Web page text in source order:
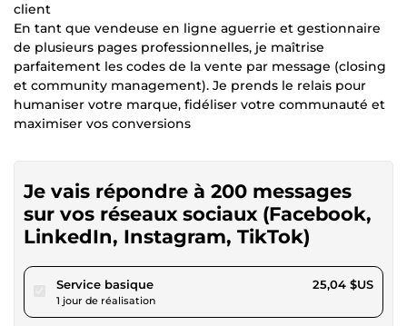
client
En tant que vendeuse en ligne aguerrie et gestionnaire
de plusieurs pages professionnelles, je maîtrise
parfaitement les codes de la vente par message (closing
et community management). Je prends le relais pour
humaniser votre marque, fidéliser votre communauté et
maximiser vos conversions
Je vais répondre à 200 messages
sur vos réseaux sociaux (Facebook,
LinkedIn, Instagram, TikTok)
Service basiquepour 23,08 $US
1 jour de réalisation
25,04 $US